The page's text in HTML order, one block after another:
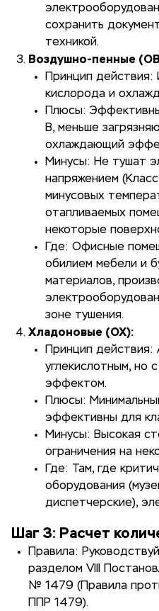
сохранить
техникой.
Воздушно-пенные
Принцип действия:
кислорода и
Плюсы:
В, меньше
охлаждающий
Минусы: Не тушат
напряжением
минусовых
отапливаемых
некоторые
Где: Офисные
обилием мебели и
материалов,
зоне тушения.
Хладоновые (ОХ):
Принцип действия:
углекислотным, но
эффектом.
Плюсы:
эффективны для
Минусы: Высокая
ограничения на
Где: Там, где
оборудования
диспетчерские),
Шаг 3: Расчет
Правила:
разделом VIII
№ 1479 (Правила
ППР 1479).